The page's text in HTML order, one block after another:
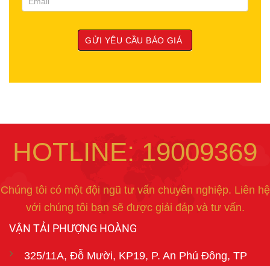
HOTLINE: 19009369
Chúng tôi có một đội ngũ tư vấn chuyên nghiệp. Liên hệ
với chúng tôi bạn sẽ được giải đáp và tư vấn.
VẬN TẢI PHƯỢNG HOÀNG
325/11A, Đỗ Mười, KP19, P. An Phú Đông, TP